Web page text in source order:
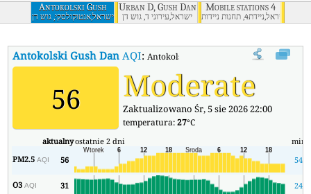
Antokolski Gush
Dan
ישראל,אנטוקולסקי, גוש דן
Urban D, Gush Dan
ישראל,עירוני ד, גוש דן
Mobile stations 4
ישראל,ניידת4, תחנות ניידות
Antokolski Gush Dan AQI:Antokolski Gush Dan Wskaźnik Jakości
56 Moderate
Zaktualizowano Śr, 5 sie 2026 22:00
temperatura:27°C
aktualnyostatnie 2 dni min
PM2.5AQI 56 54
O3AQI 31 24